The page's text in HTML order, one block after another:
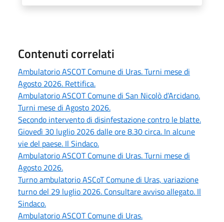
Contenuti correlati
Ambulatorio ASCOT Comune di Uras. Turni mese di
Agosto 2026. Rettifica.
Ambulatorio ASCOT Comune di San Nicolò d’Arcidano.
Turni mese di Agosto 2026.
Secondo intervento di disinfestazione contro le blatte.
Giovedì 30 luglio 2026 dalle ore 8.30 circa. In alcune
vie del paese. Il Sindaco.
Ambulatorio ASCOT Comune di Uras. Turni mese di
Agosto 2026.
Turno ambulatorio ASCoT Comune di Uras, variazione
turno del 29 luglio 2026. Consultare avviso allegato. Il
Sindaco.
Ambulatorio ASCOT Comune di Uras.